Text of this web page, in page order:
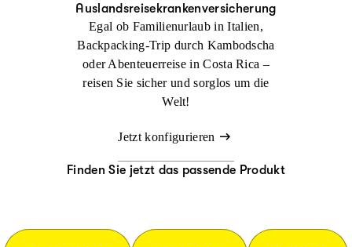
Auslandsreisekrankenversicherung
Egal ob Familienurlaub in Italien,
Backpacking-Trip durch Kambodscha
oder Abenteuerreise in Costa Rica –
reisen Sie sicher und sorglos um die
Welt!
Jetzt konfigurieren
Finden Sie jetzt das passende Produkt